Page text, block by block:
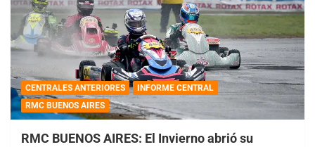
CENTRALES ANTERIORES
INFORME CENTRAL
RMC BUENOS AIRES
RMC BUENOS AIRES: El Invierno abrió su